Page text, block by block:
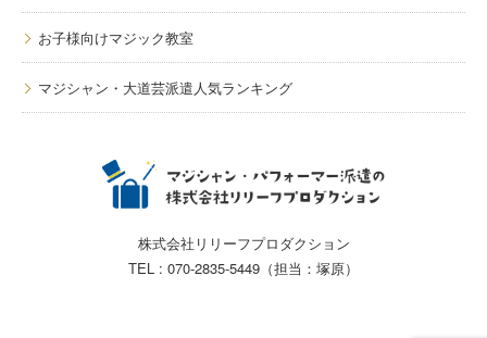
お子様向けマジック教室
マジシャン・大道芸派遣人気ランキング
株式会社リリーフプロダクション
TEL : 070-2835-5449（担当：塚原）